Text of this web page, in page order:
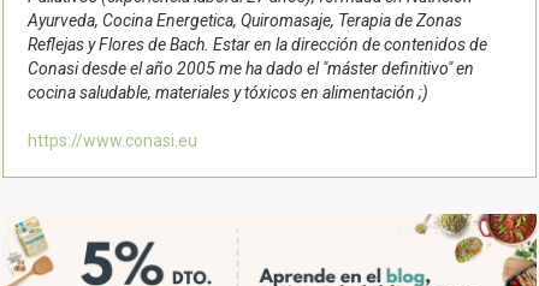
Ayurveda, Cocina Energetica, Quiromasaje, Terapia de Zonas
Reflejas y Flores de Bach. Estar en la dirección de contenidos de
Conasi desde el año 2005 me ha dado el "máster definitivo" en
cocina saludable, materiales y tóxicos en alimentación ;)
https://www.conasi.eu